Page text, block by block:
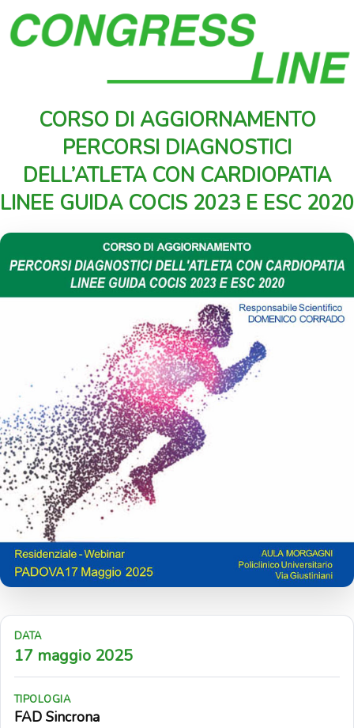
CORSO DI AGGIORNAMENTO
PERCORSI DIAGNOSTICI
DELL’ATLETA CON CARDIOPATIA
LINEE GUIDA COCIS 2023 E ESC 2020
DATA
17 maggio 2025
TIPOLOGIA
FAD Sincrona